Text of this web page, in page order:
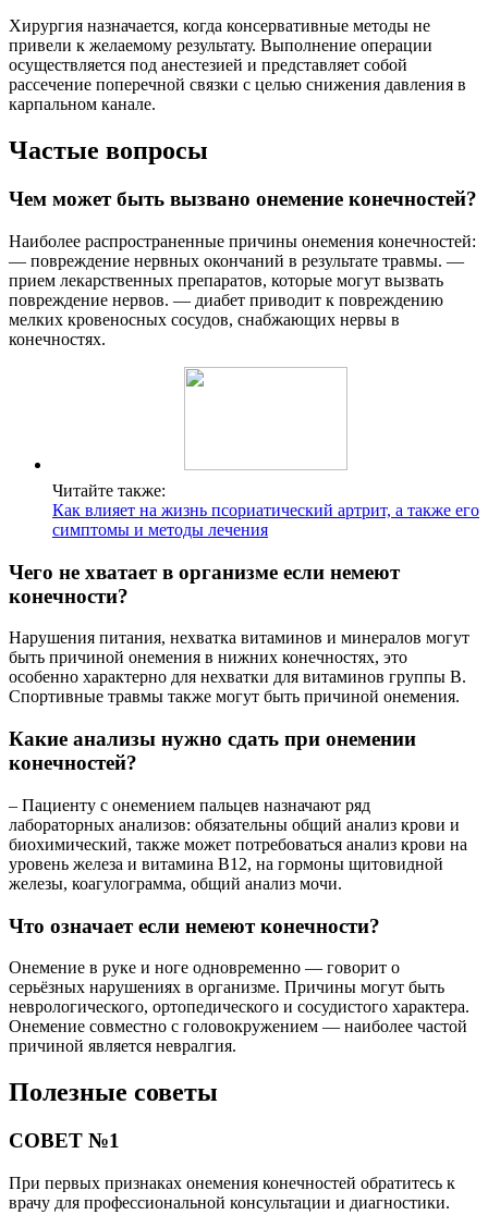
Хирургия назначается, когда консервативные методы не
привели к желаемому результату. Выполнение операции
осуществляется под анестезией и представляет собой
рассечение поперечной связки с целью снижения давления в
карпальном канале.
Частые вопросы
Чем может быть вызвано онемение конечностей?
Наиболее распространенные причины онемения конечностей:
— повреждение нервных окончаний в результате травмы. —
прием лекарственных препаратов, которые могут вызвать
повреждение нервов. — диабет приводит к повреждению
мелких кровеносных сосудов, снабжающих нервы в
конечностях.
Читайте также:
Как влияет на жизнь псориатический артрит, а также его
симптомы и методы лечения
Чего не хватает в организме если немеют
конечности?
Нарушения питания, нехватка витаминов и минералов могут
быть причиной онемения в нижних конечностях, это
особенно характерно для нехватки для витаминов группы B.
Спортивные травмы также могут быть причиной онемения.
Какие анализы нужно сдать при онемении
конечностей?
– Пациенту с онемением пальцев назначают ряд
лабораторных анализов: обязательны общий анализ крови и
биохимический, также может потребоваться анализ крови на
уровень железа и витамина В12, на гормоны щитовидной
железы, коагулограмма, общий анализ мочи.
Что означает если немеют конечности?
Онемение в руке и ноге одновременно — говорит о
серьёзных нарушениях в организме. Причины могут быть
неврологического, ортопедического и сосудистого характера.
Онемение совместно с головокружением — наиболее частой
причиной является невралгия.
Полезные советы
СОВЕТ №1
При первых признаках онемения конечностей обратитесь к
врачу для профессиональной консультации и диагностики.